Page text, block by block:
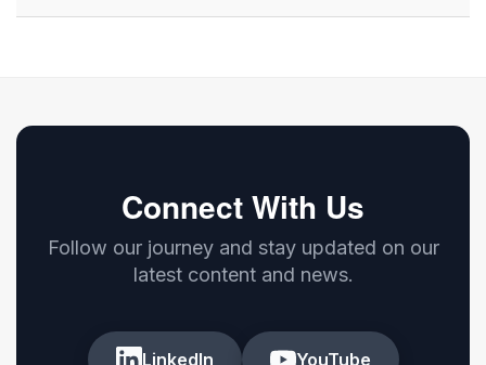
Connect With Us
Follow our journey and stay updated on our
latest content and news.
LinkedIn YouTube